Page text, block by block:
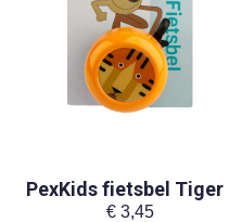
PexKids fietsbel Tiger
€ 3,45